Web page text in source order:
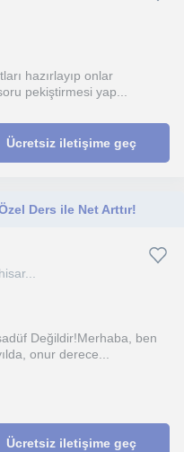
hazırlayıp onlar
pekiştirmesi yap...
Ücretsiz iletişime geç
Ders ile Net Arttır!
Değildir!Merhaba, ben
onur derece...
Ücretsiz iletişime geç